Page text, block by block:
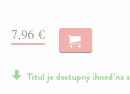
7,96 €
Titul je dostupný ihneď na